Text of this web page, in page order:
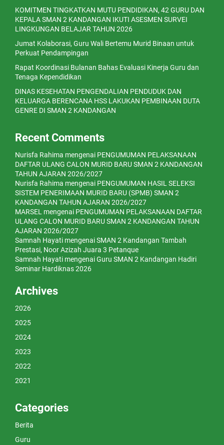
KOMITMEN TINGKATKAN MUTU PENDIDIKAN, 42 GURU DAN
KEPALA SMAN 2 KANDANGAN IKUTI ASESMEN SURVEI
LINGKUNGAN BELAJAR TAHUN 2026
Jumat Kolaborasi, Guru Wali Bertemu Murid Binaan untuk
Perkuat Pendampingan
Rapat Koordinasi Bulanan Bahas Evaluasi Kinerja Guru dan
Tenaga Kependidikan
DINAS KESEHATAN PENGENDALIAN PENDUDUK DAN
KELUARGA BERENCANA HSS LAKUKAN PEMBINAAN DUTA
GENRE DI SMAN 2 KANDANGAN
Recent Comments
Nurisfa Rahima mengenai PENGUMUMAN PELAKSANAAN
DAFTAR ULANG CALON MURID BARU SMAN 2 KANDANGAN
TAHUN AJARAN 2026/2027
Nurisfa Rahima mengenai PENGUMUMAN HASIL SELEKSI
SISTEM PENERIMAAN MURID BARU (SPMB) SMAN 2
KANDANGAN TAHUN AJARAN 2026/2027
MARSEL mengenai PENGUMUMAN PELAKSANAAN DAFTAR
ULANG CALON MURID BARU SMAN 2 KANDANGAN TAHUN
AJARAN 2026/2027
Samnah Hayati mengenaiSMAN 2 Kandangan Tambah
Prestasi, Noor Azizah Juara 3 Petanque
Samnah Hayati mengenaiGuru SMAN 2 Kandangan Hadiri
Seminar Hardiknas 2026
Archives
2026
2025
2024
2023
2022
2021
Categories
Berita
Guru